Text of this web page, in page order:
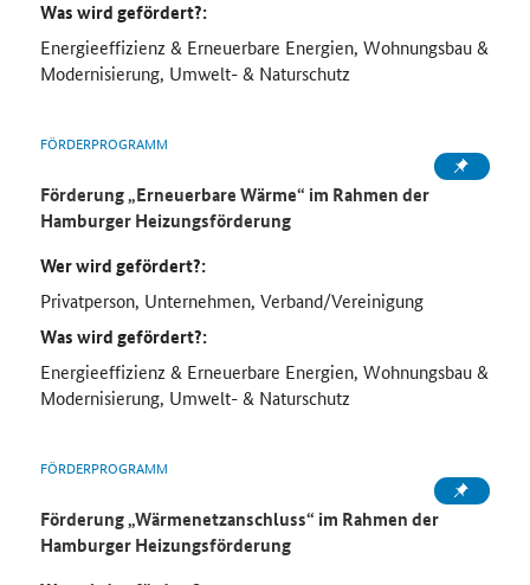
Was wird gefördert?:
Energieeffizienz & Erneuerbare Energien, Wohnungsbau &
Modernisierung, Umwelt- & Naturschutz
FÖRDERPROGRAMM
Förderung „Erneuerbare Wärme“ im Rahmen der
Hamburger Heizungsförderung
Wer wird gefördert?:
Privatperson, Unternehmen, Verband/Vereinigung
Was wird gefördert?:
Energieeffizienz & Erneuerbare Energien, Wohnungsbau &
Modernisierung, Umwelt- & Naturschutz
FÖRDERPROGRAMM
Förderung „Wärmenetzanschluss“ im Rahmen der
Hamburger Heizungsförderung